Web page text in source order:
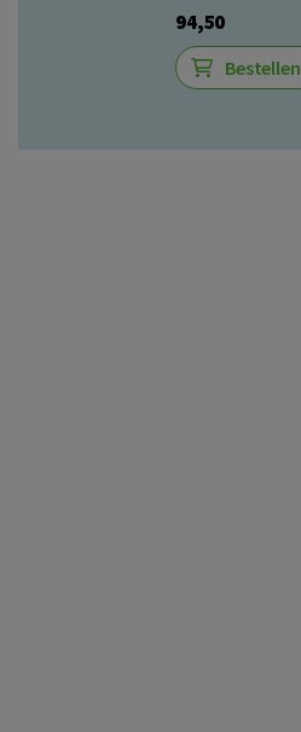
94,50
Bestellen